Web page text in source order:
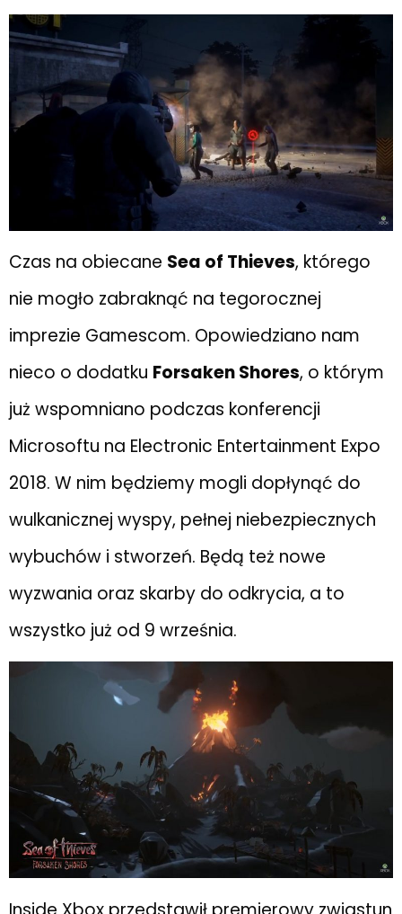
Czas na obiecane Sea of Thieves, którego
nie mogło zabraknąć na tegorocznej
imprezie Gamescom. Opowiedziano nam
nieco o dodatku Forsaken Shores, o którym
już wspomniano podczas konferencji
Microsoftu na Electronic Entertainment Expo
2018. W nim będziemy mogli dopłynąć do
wulkanicznej wyspy, pełnej niebezpiecznych
wybuchów i stworzeń. Będą też nowe
wyzwania oraz skarby do odkrycia, a to
wszystko już od 9 września.